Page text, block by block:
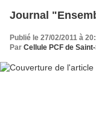
Journal
Publié le 27/02/2011 à
Par Cellule PCF de